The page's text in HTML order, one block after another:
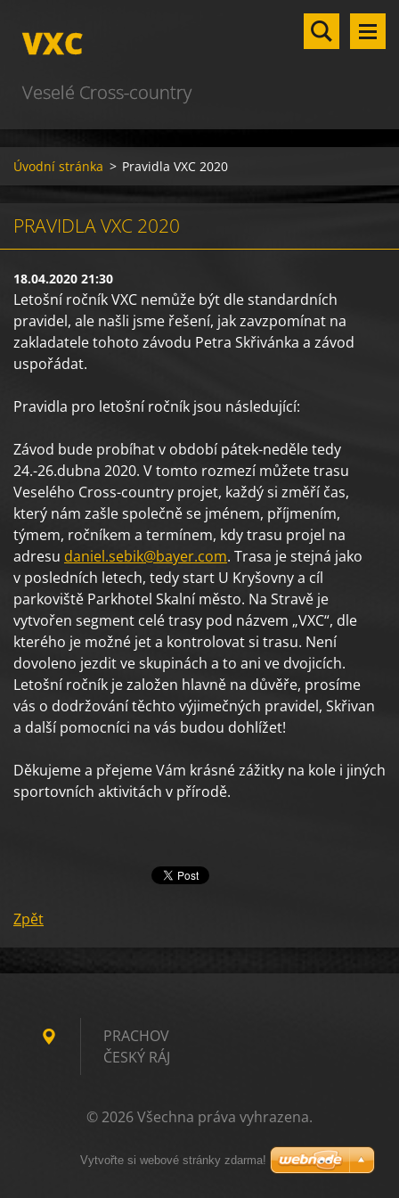
VXC
Veselé Cross-country
Úvodní stránka > Pravidla VXC 2020
PRAVIDLA VXC 2020
18.04.2020 21:30
Letošní ročník VXC nemůže být dle standardních
pravidel, ale našli jsme řešení, jak zavzpomínat na
zakladatele tohoto závodu Petra Skřivánka a závod
uspořádat.
Pravidla pro letošní ročník jsou následující:
Závod bude probíhat v období pátek-neděle tedy
24.-26.dubna 2020. V tomto rozmezí můžete trasu
Veselého Cross-country projet, každý si změří čas,
který nám zašle společně se jménem, příjmením,
týmem, ročníkem a termínem, kdy trasu projel na
adresu daniel.sebik@bayer.com. Trasa je stejná jako
v posledních letech, tedy start U Kryšovny a cíl
parkoviště Parkhotel Skalní město. Na Stravě je
vytvořen segment celé trasy pod názvem „VXC“, dle
kterého je možné jet a kontrolovat si trasu. Není
dovoleno jezdit ve skupinách a to ani ve dvojicích.
Letošní ročník je založen hlavně na důvěře, prosíme
vás o dodržování těchto výjimečných pravidel, Skřivan
a další pomocníci na vás budou dohlížet!
Děkujeme a přejeme Vám krásné zážitky na kole i jiných
sportovních aktivitách v přírodě.
Zpět
PRACHOV
ČESKÝ RÁJ
© 2026 Všechna práva vyhrazena.
Vytvořte si webové stránky zdarma!